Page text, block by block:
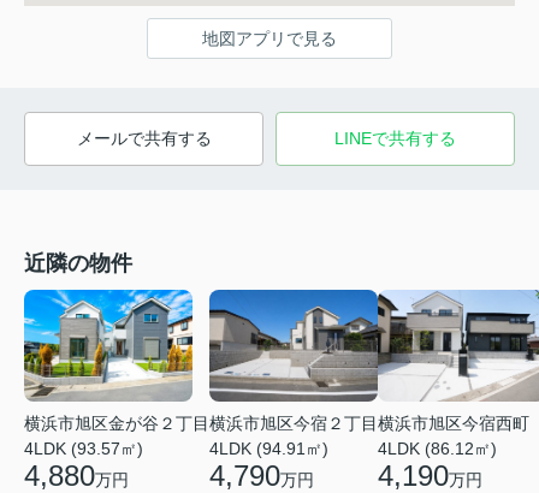
地図アプリで見る
メールで共有する LINEで共有する
近隣の物件
横浜市旭区金が谷２丁目
4LDK (93.57㎡)
4,880万円
横浜市旭区今宿２丁目
4LDK (94.91㎡)
4,790万円
横浜市旭区今宿西町
4LDK (86.12㎡)
4,190万円